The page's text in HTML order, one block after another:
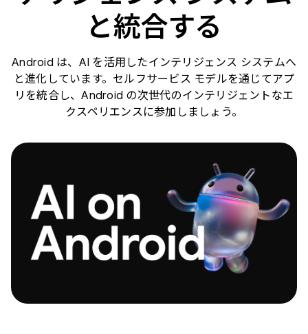
と統合する
Android は、AI を活用したインテリジェンス システムへ
と進化しています。セルフサービス モデルを通じてアプ
リを統合し、Android の次世代のインテリジェントなエ
クスペリエンスに参加しましょう。